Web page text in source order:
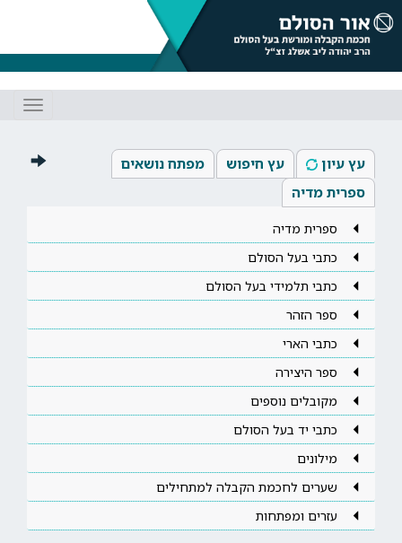
עץ עיון עץ חיפוש
מפתח נושאים
ספרית מדיה
ספרית מדיה
כתבי בעל הסולם
כתבי תלמידי בעל הסולם
ספר הזהר
כתבי הארי
ספר היצירה
מקובלים נוספים
כתבי יד בעל הסולם
מילונים
שערים לחכמת הקבלה למתחילים
עזרים ומפתחות